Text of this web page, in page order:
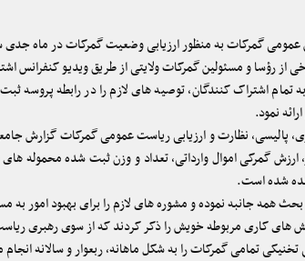
گمرکات به منظور ارزیابی وضعیت گمرکات در ماه
رؤسا و مسئولین گمرکات ولایتی از طریق ویدیو کنفرانس
اشتراک کنندگان، توصیه های لازم را در رابطه پروسه
نمود.
پالیسی، نظارت و ارزیابی ریاست عمومی گمرکات گزارش
گمرکی اموال وارداتی، تعداد و وزن ثبت شده محموله
شده است.
همه جانبه نموده و مشوره های لازم را برای بهبود امور به
های کاری مربوطه خویش را ذکر کردند که از سوی رهبری
تمامی گمرکات را به شکل ماهانه، ربعوار و سالانه